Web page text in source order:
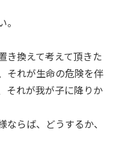
き換えて考えて頂きた
それが生命の危険を伴
それが我が子に降りか
らば、どうするか、